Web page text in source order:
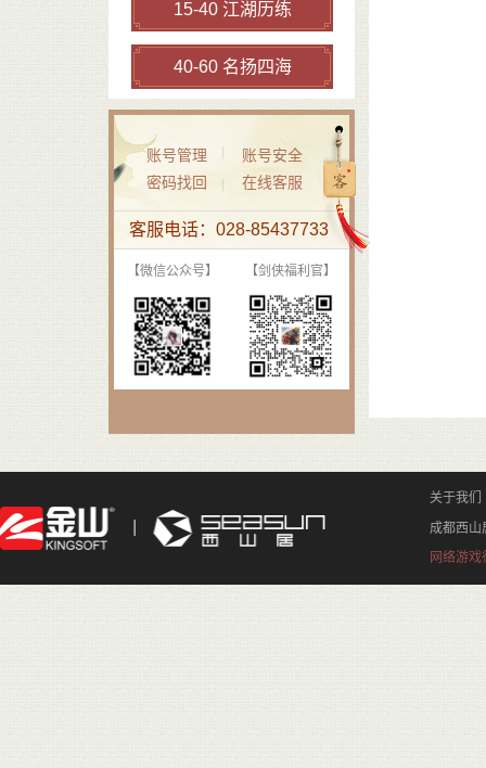
15-40 江湖历练
40-60 名扬四海
账号管理
账号安全
密码找回
在线客服
客服电话：028-85437733
【微信公众号】 【剑侠福利官】
关于我们
成都西山
网络游